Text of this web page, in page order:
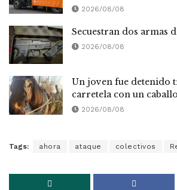
2026/08/08
Secuestran dos armas
2026/08/08
Un joven fue detenido
carretela con un
2026/08/08
Tags: ahora ataque colectivos